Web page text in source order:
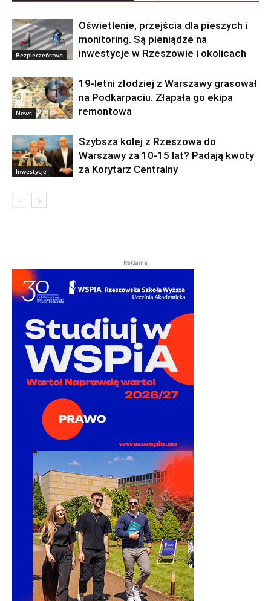
Bezpieczeństwo
Oświetlenie, przejścia dla pieszych i
monitoring. Są pieniądze na
inwestycje w Rzeszowie i okolicach
News
19-letni złodziej z Warszawy grasował
na Podkarpaciu. Złapała go ekipa
remontowa
Inwestycje
Szybsza kolej z Rzeszowa do
Warszawy za 10-15 lat? Padają kwoty
za Korytarz Centralny
Reklama